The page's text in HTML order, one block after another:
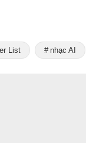
List nhạc AI